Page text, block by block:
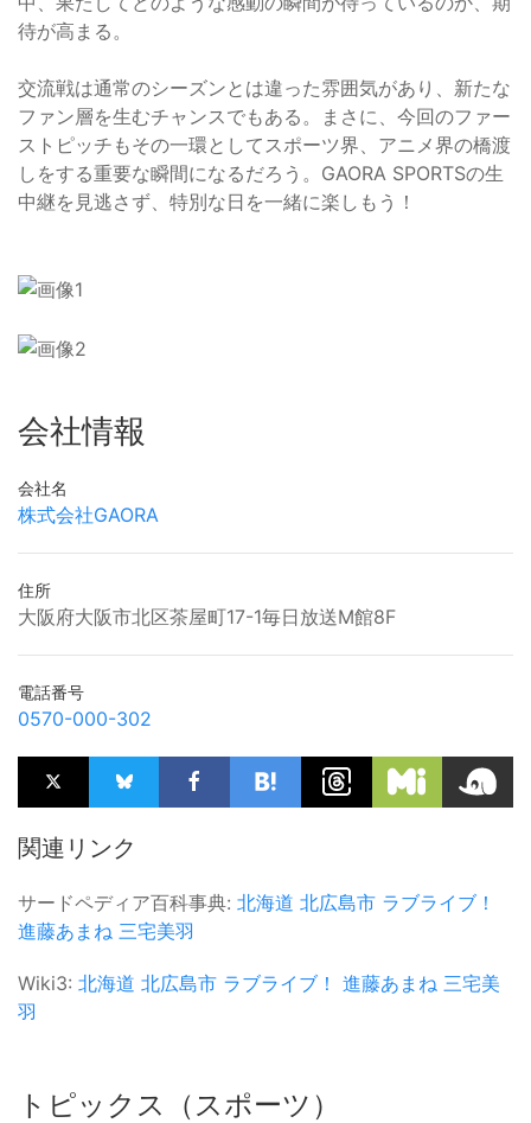
待が高まる。
交流戦は通常のシーズンとは違った雰囲気があり、新たな
ファン層を生むチャンスでもある。まさに、今回のファー
ストピッチもその一環としてスポーツ界、アニメ界の橋渡
しをする重要な瞬間になるだろう。GAORA SPORTSの生
中継を見逃さず、特別な日を一緒に楽しもう！
会社情報
会社名
株式会社GAORA
住所
大阪府大阪市北区茶屋町17-1毎日放送M館8F
電話番号
0570-000-302
関連リンク
サードペディア百科事典: 北海道 北広島市 ラブライブ！
進藤あまね 三宅美羽
Wiki3: 北海道 北広島市 ラブライブ！ 進藤あまね 三宅美
羽
トピックス（スポーツ）